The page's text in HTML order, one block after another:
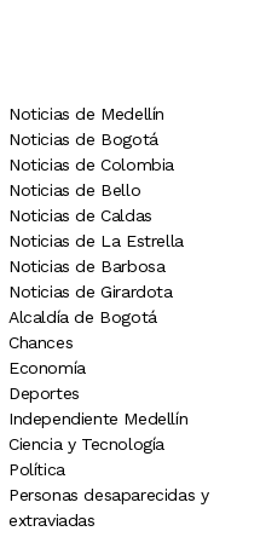
Noticias de Medellín
Noticias de Bogotá
Noticias de Colombia
Noticias de Bello
Noticias de Caldas
Noticias de La Estrella
Noticias de Barbosa
Noticias de Girardota
Alcaldía de Bogotá
Chances
Economía
Deportes
Independiente Medellín
Ciencia y Tecnología
Política
Personas desaparecidas y
extraviadas